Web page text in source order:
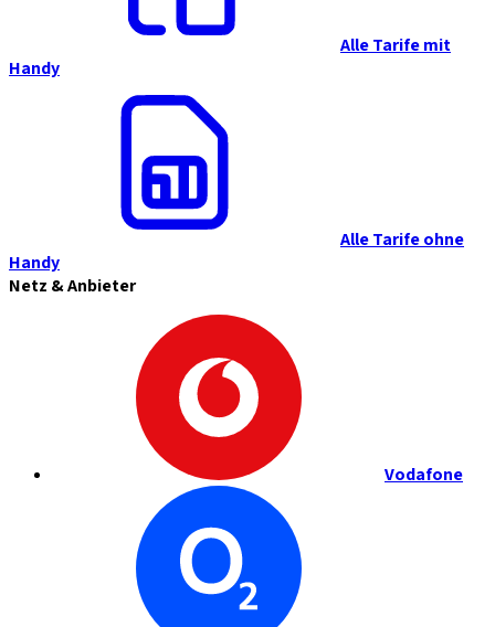
Alle Tarife mit
Handy
Alle Tarife ohne
Handy
Netz & Anbieter
Vodafone